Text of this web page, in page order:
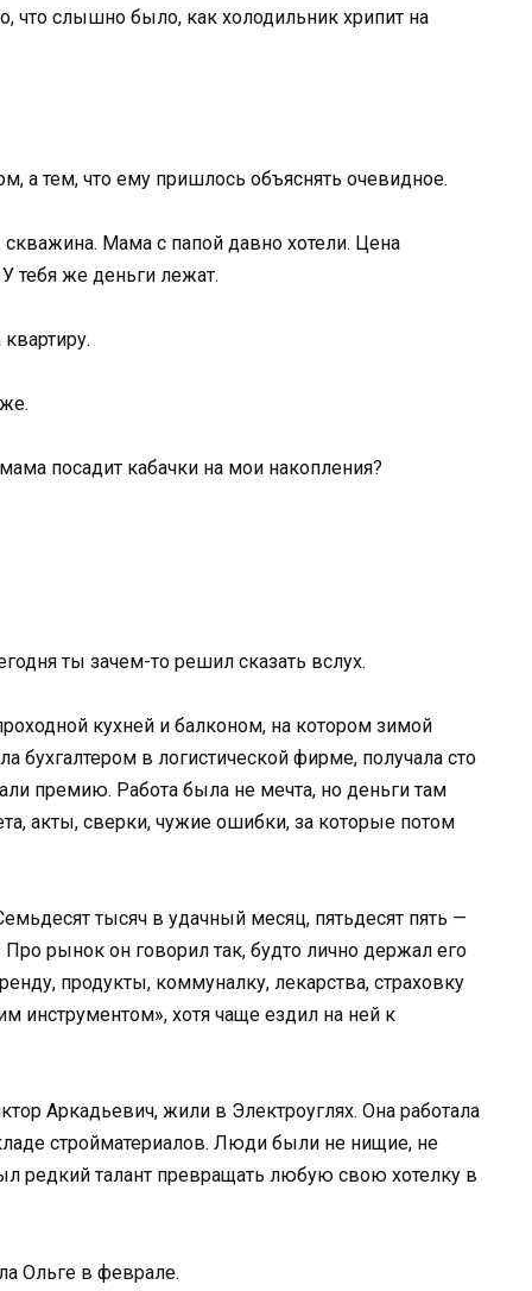
что слышно было, как холодильник хрипит на
а тем, что ему пришлось объяснять очевидное.
Мама с папой давно хотели. Цена
тебя же деньги лежат.
посадит кабачки на мои накопления?
ты зачем-то решил сказать вслух.
кухней и балконом, на котором зимой
бухгалтером в логистической фирме, получала сто
премию. Работа была не мечта, но деньги там
акты, сверки, чужие ошибки, за которые потом
тысяч в удачный месяц, пятьдесят пять —
рынок он говорил так, будто лично держал его
продукты, коммуналку, лекарства, страховку
инструментом», хотя чаще ездил на ней к
Аркадьевич, жили в Электроуглях. Она работала
стройматериалов. Люди были не нищие, не
редкий талант превращать любую свою хотелку в
Ольге в феврале.